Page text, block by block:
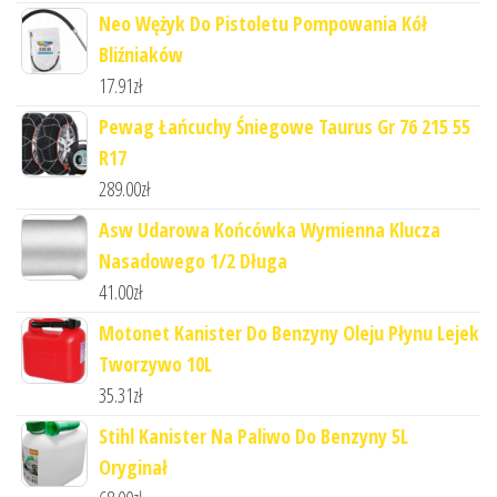
Neo Wężyk Do Pistoletu Pompowania Kół
Bliźniaków
17.91zł
Pewag Łańcuchy Śniegowe Taurus Gr 76 215 55
R17
289.00zł
Asw Udarowa Końcówka Wymienna Klucza
Nasadowego 1/2 Długa
41.00zł
Motonet Kanister Do Benzyny Oleju Płynu Lejek
Tworzywo 10L
35.31zł
Stihl Kanister Na Paliwo Do Benzyny 5L
Oryginał